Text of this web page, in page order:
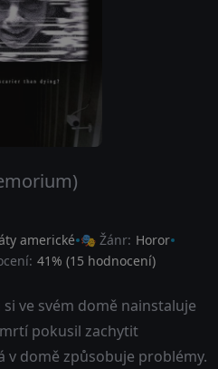
americké 🎭 Žánr: Horor
41% (15 hodnocení)
ve svém domě nainstaluje
pokusil zachytit
domě způsobuje problémy.